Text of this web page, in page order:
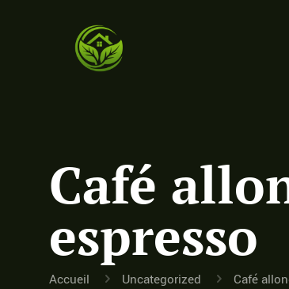
Café
espresso
Accueil Uncategorized Café